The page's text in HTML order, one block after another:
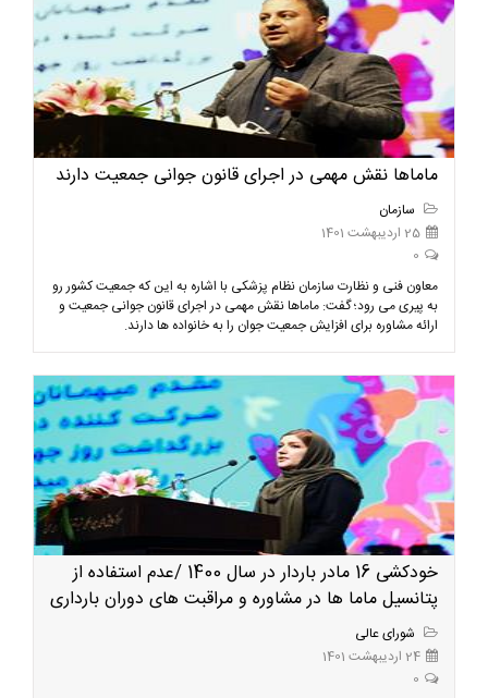
ماماها نقش مهمی در اجرای قانون جوانی جمعیت دارند
سازمان
25 اردیبهشت 1401
0
معاون فنی و نظارت سازمان نظام پزشکی با اشاره به این که جمعیت کشور رو
به پیری می رود؛ گفت: ماماها نقش مهمی در اجرای قانون جوانی جمعیت و
ارائه مشاوره برای افزایش جمعیت جوان را به خانواده ها دارند.
خودکشی 16 مادر باردار در سال 1400 /عدم استفاده از
پتانسیل ماما ها در مشاوره و مراقبت های دوران بارداری
شورای عالی
24 اردیبهشت 1401
0